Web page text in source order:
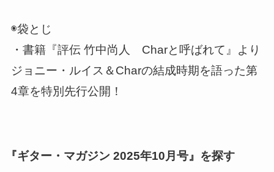
◉袋とじ
・書籍『評伝 竹中尚人 Charと呼ばれて』より
ジョニー・ルイス＆Charの結成時期を語った第
4章を特別先行公開！
『ギター・マガジン 2025年10月号』を探す